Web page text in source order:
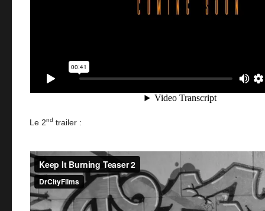
Le 2nd trailer :